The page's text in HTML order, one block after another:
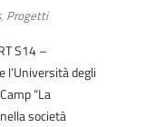
, Progetti
S14 –
l’Università degli
“La
società